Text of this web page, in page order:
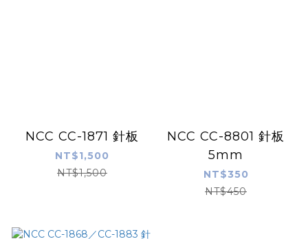
NCC CC-1871 針板
NT$1,500
NT$1,500
NCC CC-8801 針板
5mm
NT$350
NT$450